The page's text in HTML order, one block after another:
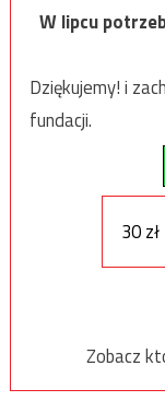
W lipcu
Dziękujemy! i
fundacji.
30 zł
Zobacz